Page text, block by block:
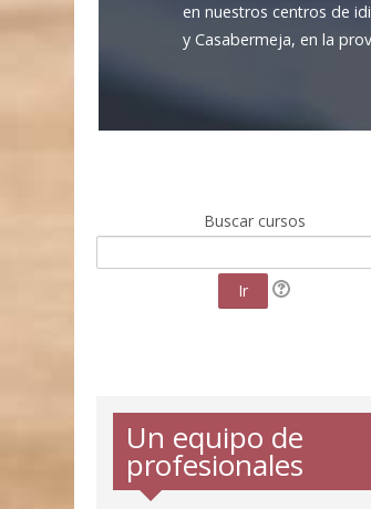
en nuestros centros de
y Casabermeja, en la
Buscar cursos
Ir
Un equipo de
profesionales